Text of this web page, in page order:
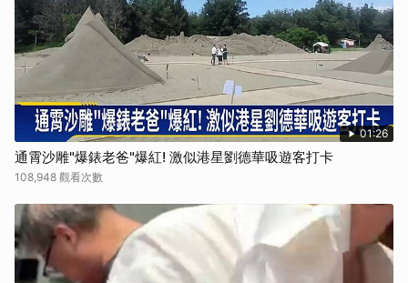
01:26
通霄沙雕"爆錶老爸"爆紅! 激似港星劉德華吸遊客打卡
108,948 觀看次數
取消